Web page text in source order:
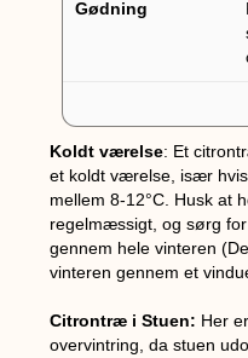
Gødning
Koldt værelse: Et
et koldt værelse, især
mellem 8-12°C. Husk at
regelmæssigt, og sørg
gennem hele vinteren
vinteren gennem et
Citrontræ i Stuen: Her
overvintring, da stuen